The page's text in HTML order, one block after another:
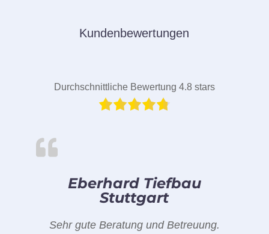
Kundenbewertungen
Durchschnittliche Bewertung 4.8 stars
Eberhard Tiefbau
Stuttgart
Sehr gute Beratung und Betreuung.